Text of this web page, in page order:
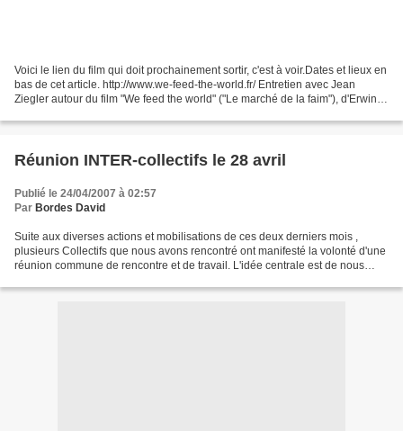
Voici le lien du film qui doit prochainement sortir, c'est à voir.Dates et lieux en
bas de cet article. http://www.we-feed-the-world.fr/ Entretien avec Jean
Ziegler autour du film "We feed the world" ("Le marché de la faim"), d'Erwin
Réunion INTER-collectifs le 28 avril
Publié le 24/04/2007 à 02:57
Par Bordes David
Suite aux diverses actions et mobilisations de ces deux derniers mois ,
plusieurs Collectifs que nous avons rencontré ont manifesté la volonté d'une
réunion commune de rencontre et de travail. L'idée centrale est de nous